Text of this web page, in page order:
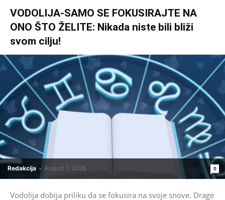
VODOLIJA-SAMO SE FOKUSIRAJTE NA
ONO ŠTO ŽELITE: Nikada niste bili bliži
svom cilju!
Redakcija - August 7, 2026 0
Vodolija dobija priliku da se fokusira na svoje snove. Drage